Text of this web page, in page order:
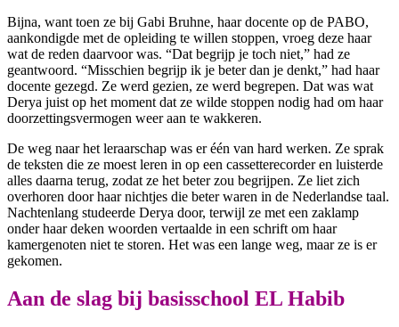
Bijna, want toen ze bij Gabi Bruhne, haar docente op de PABO,
aankondigde met de opleiding te willen stoppen, vroeg deze haar
wat de reden daarvoor was. “Dat begrijp je toch niet,” had ze
geantwoord. “Misschien begrijp ik je beter dan je denkt,” had haar
docente gezegd. Ze werd gezien, ze werd begrepen. Dat was wat
Derya juist op het moment dat ze wilde stoppen nodig had om haar
doorzettingsvermogen weer aan te wakkeren.
De weg naar het leraarschap was er één van hard werken. Ze sprak
de teksten die ze moest leren in op een cassetterecorder en luisterde
alles daarna terug, zodat ze het beter zou begrijpen. Ze liet zich
overhoren door haar nichtjes die beter waren in de Nederlandse taal.
Nachtenlang studeerde Derya door, terwijl ze met een zaklamp
onder haar deken woorden vertaalde in een schrift om haar
kamergenoten niet te storen. Het was een lange weg, maar ze is er
gekomen.
Aan de slag bij basisschool EL Habib